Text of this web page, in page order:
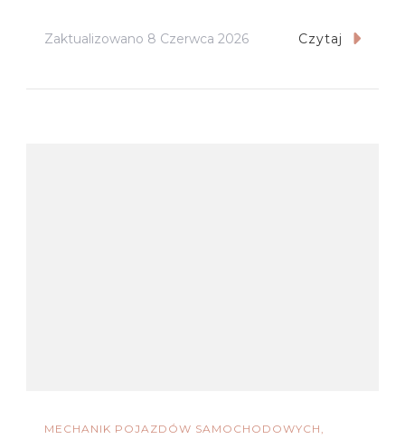
Zaktualizowano 8 Czerwca 2026 Czytaj
MECHANIK POJAZDÓW SAMOCHODOWYCH